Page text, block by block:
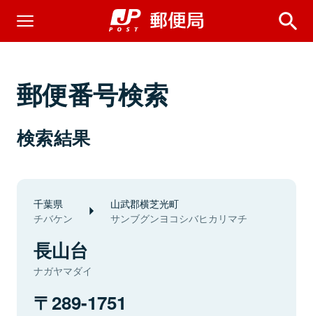
郵便番号検索
検索結果
千葉県
チバケン
山武郡横芝光町
サンブグンヨコシバヒカリマチ
長山台
ナガヤマダイ
289-1751